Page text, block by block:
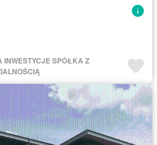
INWESTYCJE SPÓŁKA Z